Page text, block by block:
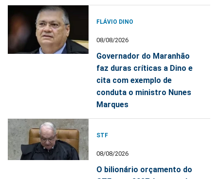
FLÁVIO DINO
08/08/2026
Governador do Maranhão
faz duras críticas a Dino e
cita com exemplo de
conduta o ministro Nunes
Marques
STF
08/08/2026
O bilionário orçamento do